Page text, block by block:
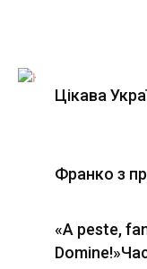
Цікава
Франко з
«А peste,